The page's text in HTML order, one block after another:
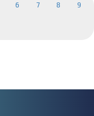
6 7 8 9